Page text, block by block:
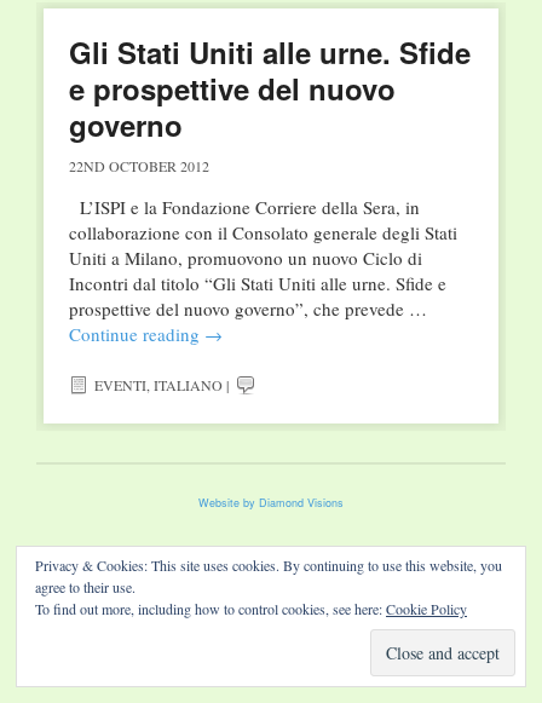
Gli Stati Uniti alle urne. Sfide
e prospettive del nuovo
governo
22ND OCTOBER 2012
L’ISPI e la Fondazione Corriere della Sera, in
collaborazione con il Consolato generale degli Stati
Uniti a Milano, promuovono un nuovo Ciclo di
Incontri dal titolo “Gli Stati Uniti alle urne. Sfide e
prospettive del nuovo governo”, che prevede …
Continue reading →
EVENTI,ITALIANO|
Website by Diamond Visions
Privacy & Cookies: This site uses cookies. By continuing to use this website, you
agree to their use.
To find out more, including how to control cookies, see here:Cookie Policy